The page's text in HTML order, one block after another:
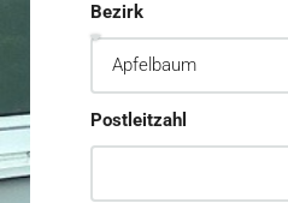
Bezirk
Postleitzahl